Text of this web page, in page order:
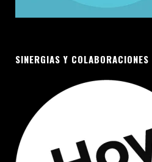
digital o
DIGITAL
Domina el
diseño web,
anuncios,
newsletter,…
SINERGIAS Y COLABORACIONES